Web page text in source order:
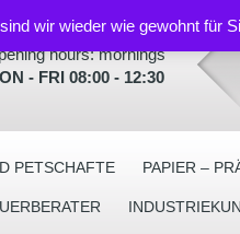
hours: mornings
- FRI 08:00 - 12:30
PETSCHAFTE PAPIER –
wir wieder wie gewohnt für